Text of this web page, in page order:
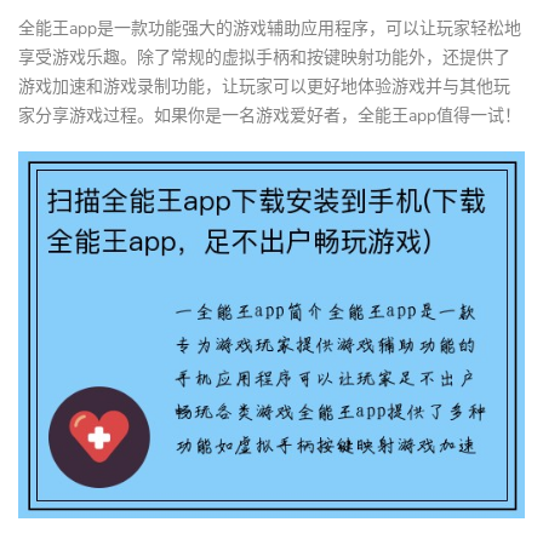
全能王app是一款功能强大的游戏辅助应用程序，可以让玩家轻松地
享受游戏乐趣。除了常规的虚拟手柄和按键映射功能外，还提供了
游戏加速和游戏录制功能，让玩家可以更好地体验游戏并与其他玩
家分享游戏过程。如果你是一名游戏爱好者，全能王app值得一试！